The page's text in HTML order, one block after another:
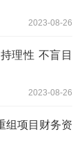
2023-08-26
理性 不盲目
2023-08-26
组项目财务资